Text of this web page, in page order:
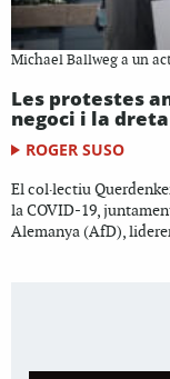
Michael Ballweg a un
Les protestes
negoci i la
ROGER SUSO
El col·lectiu
la COVID-19,
Alemanya (AfD),